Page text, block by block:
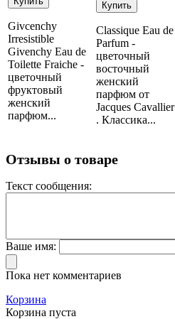
Givcenchy
Irresistible
Givenchy Eau de
Toilette Fraiche -
цветочный
фруктовый
женский
парфюм...
Classique Eau de
Parfum -
цветочный
восточный
женский
парфюм от
Jacques Cavallier
. Классика...
Отзывы о товаре
Текст сообщения:
Ваше имя:
Пока нет комментариев
Корзина
Корзина пуста